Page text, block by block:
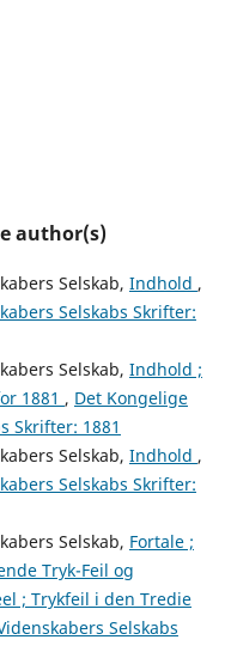
author(s)
Selskab, Indhold ,
Selskabs Skrifter:
Selskab, Indhold ;
1881 , Det Kongelige
Skrifter: 1881
Selskab, Indhold ,
Selskabs Skrifter:
Selskab, Fortale ;
Tryk-Feil og
; Trykfeil i den Tredie
Selskabs